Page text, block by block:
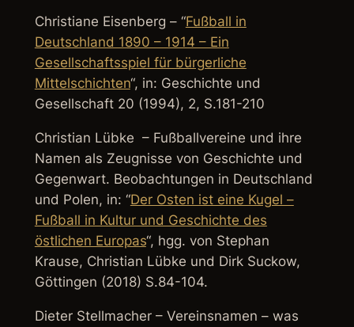
Christiane Eisenberg – “Fußball in
Deutschland 1890 – 1914 – Ein
Gesellschaftsspiel für bürgerliche
Mittelschichten“, in: Geschichte und
Gesellschaft 20 (1994), 2, S.181-210
Christian Lübke – Fußballvereine und ihre
Namen als Zeugnisse von Geschichte und
Gegenwart. Beobachtungen in Deutschland
und Polen, in: “Der Osten ist eine Kugel –
Fußball in Kultur und Geschichte des
östlichen Europas“, hgg. von Stephan
Krause, Christian Lübke und Dirk Suckow,
Göttingen (2018) S.84-104.
Dieter Stellmacher – Vereinsnamen – was